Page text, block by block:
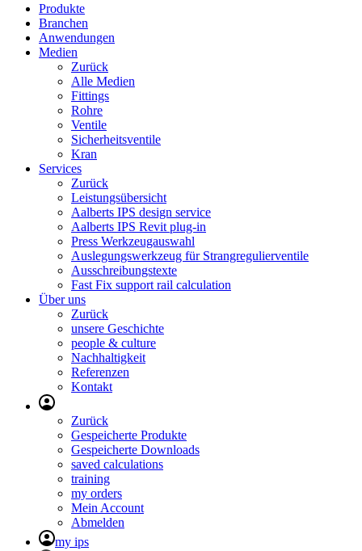
Produkte
Branchen
Anwendungen
Medien
Zurück
Alle Medien
Fittings
Rohre
Ventile
Sicherheitsventile
Kran
Services
Zurück
Leistungsübersicht
Aalberts IPS design service
Aalberts IPS Revit plug-in
Press Werkzeugauswahl
Auslegungswerkzeug für Strangregulierventile
Ausschreibungstexte
Fast Fix support rail calculation
Über uns
Zurück
unsere Geschichte
people & culture
Nachhaltigkeit
Referenzen
Kontakt
Zurück
Gespeicherte Produkte
Gespeicherte Downloads
saved calculations
training
my orders
Mein Account
Abmelden
my ips